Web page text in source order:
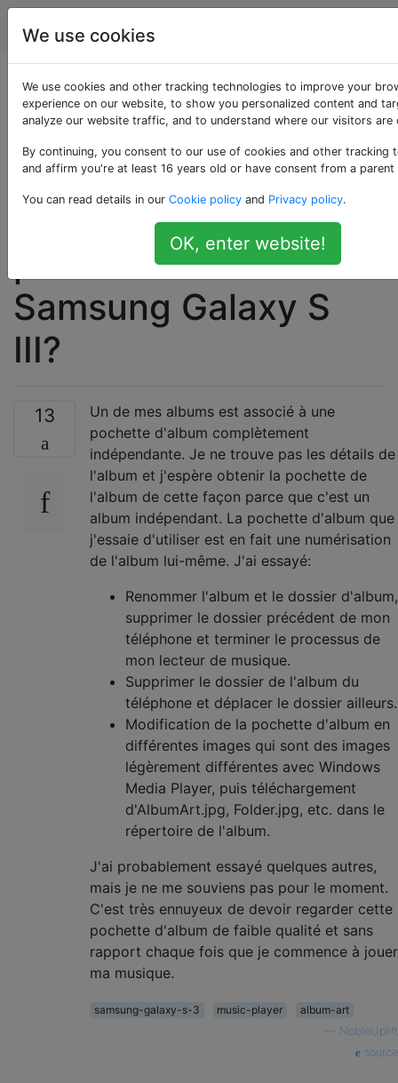
Android
Comment modifier la
pochette d'album
incorrecte sur le
lecteur de musique
par défaut du
Samsung Galaxy S
III?
13
Un de mes albums est associé à une
pochette d'album complètement
indépendante. Je ne trouve pas les détails de
l'album et j'espère obtenir la pochette de
l'album de cette façon parce que c'est un
album indépendant. La pochette d'album que
j'essaie d'utiliser est en fait une numérisation
de l'album lui-même. J'ai essayé:
Renommer l'album et le dossier d'album,
supprimer le dossier précédent de mon
téléphone et terminer le processus de
mon lecteur de musique.
Supprimer le dossier de l'album du
téléphone et déplacer le dossier ailleurs.
Modification de la pochette d'album en
différentes images qui sont des images
légèrement différentes avec Windows
Media Player, puis téléchargement
d'AlbumArt.jpg, Folder.jpg, etc. dans le
répertoire de l'album.
J'ai probablement essayé quelques autres,
mais je ne me souviens pas pour le moment.
C'est très ennuyeux de devoir regarder cette
pochette d'album de faible qualité et sans
rapport chaque fois que je commence à jouer
ma musique.
samsung-galaxy-s-3 music-player
album-art
NobleUplift
source
We use cookies
We use cookies and other tracking technologies to improve your
experience on our website, to show you personalized content and
analyze our website traffic, and to understand where our visitors are
By continuing, you consent to our use of cookies and other tracking
and affirm you're at least 16 years old or have consent from a parent
You can read details in our Cookie policy and Privacy policy.
OK, enter website!